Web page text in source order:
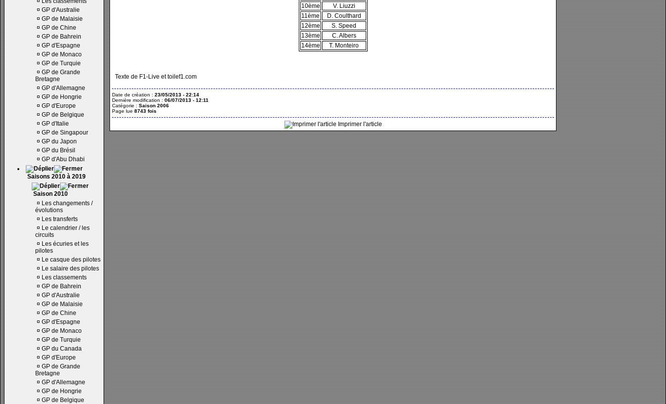
¤ GP d'Australie
¤ GP de Malaisie
¤ GP de Chine
¤ GP de Bahrein
¤ GP d'Espagne
¤ GP de Monaco
¤ GP de Turquie
¤ GP de Grande
Bretagne
¤ GP d'Allemagne
¤ GP de Hongrie
¤ GP d'Europe
¤ GP de Belgique
¤ GP d'Italie
¤ GP de Singapour
¤ GP du Japon
¤ GP du Brésil
¤ GP d'Abu Dhabi
Saisons 2010 à 2019
Saison 2010
¤ Les changements /
évolutions
¤ Les transferts
¤ Le calendrier / les
circuits
¤ Les écuries et les
pilotes
¤ Le casque des pilotes
¤ Le salaire des pilotes
¤ Les classements
¤ GP de Bahrein
¤ GP d'Australie
¤ GP de Malaisie
¤ GP de Chine
¤ GP d'Espagne
¤ GP de Monaco
¤ GP de Turquie
¤ GP du Canada
¤ GP d'Europe
¤ GP de Grande
Bretagne
¤ GP d'Allemagne
¤ GP de Hongrie
¤ GP de Belgique
10ème
V. Liuzzi
11ème
D. Coulthard
12ème
S. Speed
13ème
C. Albers
14ème
T. Monteiro
Texte de F1-Live et toilef1.com
Date de création : 23/05/2013 - 22:14
Dernière modification : 06/07/2013 - 12:11
Catégorie : Saison 2006
Page lue 8743 fois
Imprimer l'article